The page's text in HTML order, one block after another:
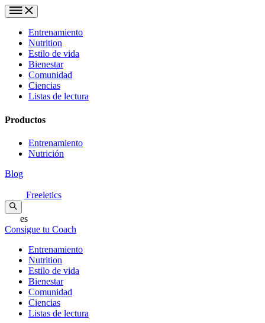
Entrenamiento
Nutrition
Estilo de vida
Bienestar
Comunidad
Ciencias
Listas de lectura
Productos
Entrenamiento
Nutrición
Blog
Freeletics
es
Consigue tu Coach
Entrenamiento
Nutrition
Estilo de vida
Bienestar
Comunidad
Ciencias
Listas de lectura